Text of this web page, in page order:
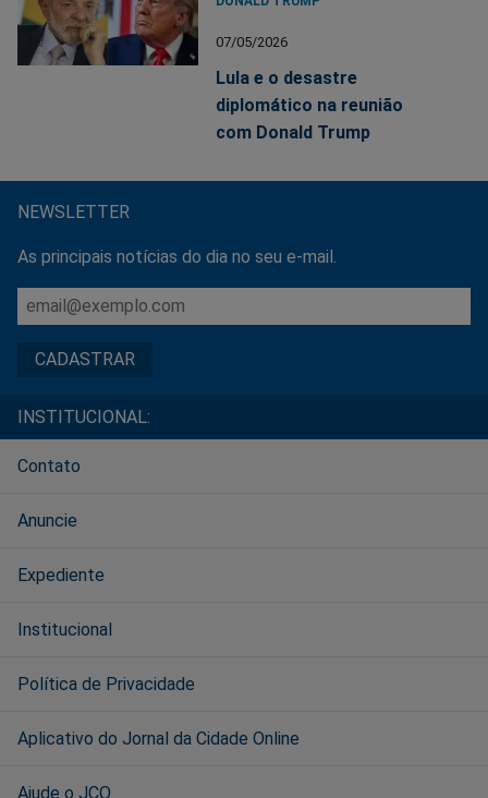
07/05/2026
Lula e o desastre
diplomático na reunião
com Donald Trump
NEWSLETTER
As principais notícias do dia no seu e-mail.
INSTITUCIONAL:
Contato
Anuncie
Expediente
Institucional
Política de Privacidade
Aplicativo do Jornal da Cidade Online
Ajude o JCO